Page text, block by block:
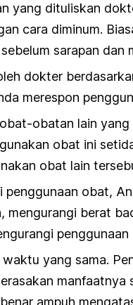
yang dituliskan
cara diminum.
sarapan dan
dokter
merespon
obatan lain
obat ini
obat lain
penggunaan obat,
mengurangi berat
yang sama.
manfaatnya